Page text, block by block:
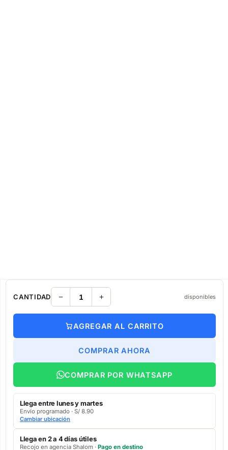
CANTIDAD disponibles
AGREGAR AL CARRITO
COMPRAR AHORA
COMPRAR POR WHATSAPP
Llega entre lunes y martes
Envío programado · S/ 8.90
Cambiar ubicación
Llega en 2 a 4 días útiles
Recojo en agencia Shalom · Pago en destino